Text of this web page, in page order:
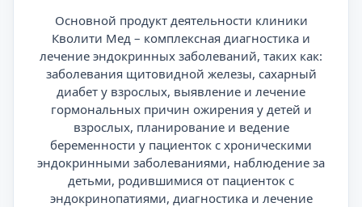
Основной продукт деятельности клиники
Кволити Мед – комплексная диагностика и
лечение эндокринных заболеваний, таких как:
заболевания щитовидной железы, сахарный
диабет у взрослых, выявление и лечение
гормональных причин ожирения у детей и
взрослых, планирование и ведение
беременности у пациенток с хроническими
эндокринными заболеваниями, наблюдение за
детьми, родившимися от пациенток с
эндокринопатиями, диагностика и лечение